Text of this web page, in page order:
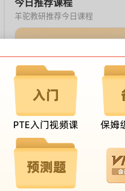
羊驼教研推荐今日课程